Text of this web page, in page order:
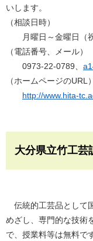
いします。
（相談日時）
月曜日～金曜日（祝
（電話番号、メール）
0973-22-0789、
（ホームページのURL）
http://www.hita-
大分県立竹工芸
伝統的工芸品として
めざし、専門的な技術
で、授業料等は無料で